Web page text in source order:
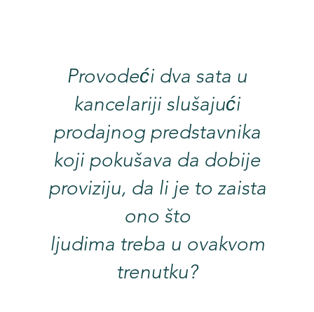
Provodeći dva sata u
kancelariji slušajući
prodajnog predstavnika
koji pokušava da dobije
proviziju, da li je to zaista
ono što
ljudima treba u ovakvom
trenutku?